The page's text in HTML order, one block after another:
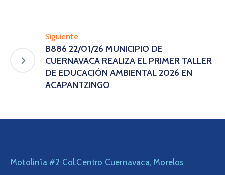
Siguiente
B886 22/01/26 MUNICIPIO DE
CUERNAVACA REALIZA EL PRIMER TALLER
DE EDUCACIÓN AMBIENTAL 2026 EN
ACAPANTZINGO
Motolinía #2 Col.Centro Cuernavaca, Morelos